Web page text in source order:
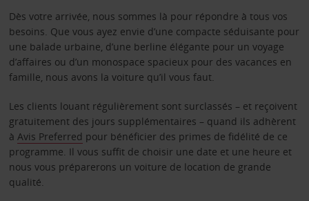
Dès votre arrivée, nous sommes là pour répondre à tous vos
besoins. Que vous ayez envie d’une compacte séduisante pour
une balade urbaine, d’une berline élégante pour un voyage
d’affaires ou d’un monospace spacieux pour des vacances en
famille, nous avons la voiture qu’il vous faut.
Les clients louant régulièrement sont surclassés – et reçoivent
gratuitement des jours supplémentaires – quand ils adhèrent
à Avis Preferred pour bénéficier des primes de fidélité de ce
programme. Il vous suffit de choisir une date et une heure et
nous vous préparerons un voiture de location de grande
qualité.